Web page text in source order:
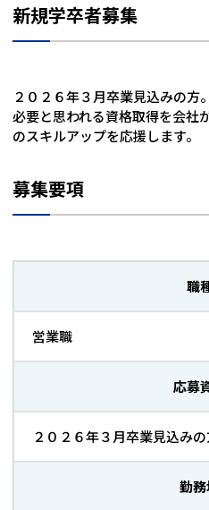
新規学卒者募集
２０２６年３月卒業見込みの方。
必要と思われる資格取得を会社
のスキルアップを応援します。
募集要項
職
営業職
応募
２０２６年３月卒業見込み
勤